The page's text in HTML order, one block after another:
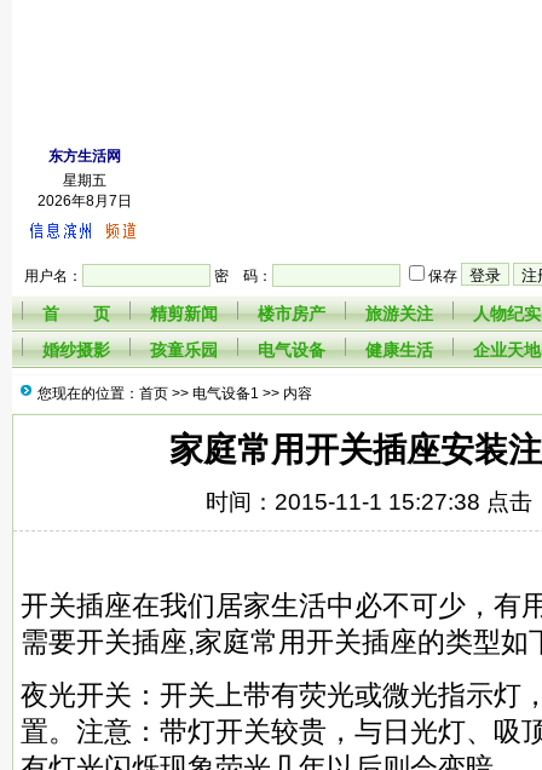
东方生活网
星期五
2026年8月7日
用户名： 密 码： 保存
首 页 精剪新闻 楼市房产 旅游关注
人物纪实
婚纱摄影
孩童乐园 电气设备 健康生活 企业天地
您现在的位置：首页 >> 电气设备1 >> 内容
家庭常用开关插座安装
时间：2015-11-1 15:27:38 点击
开关插座在我们居家生活中必不可少，有
需要开关插座,家庭常用开关插座的类型如
夜光开关：开关上带有荧光或微光指示灯
置。注意：带灯开关较贵，与日光灯、吸